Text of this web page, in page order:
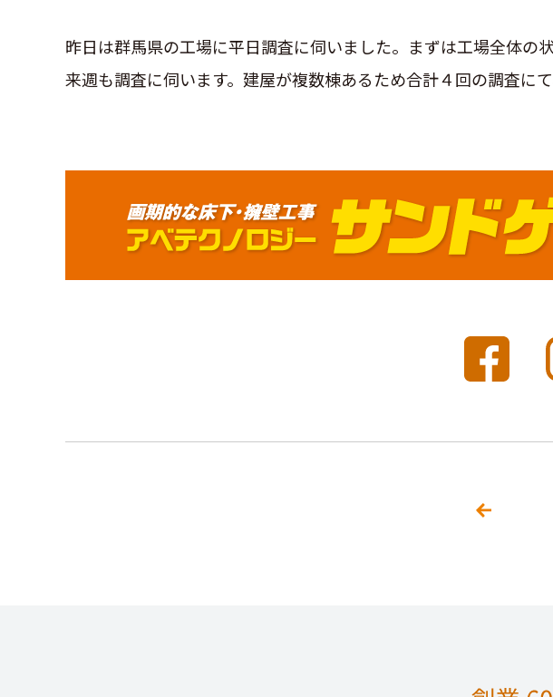
昨日は群馬県の工場に平日調査に伺いました。まずは工場全体の
来週も調査に伺います。建屋が複数棟あるため合計４回の調査に